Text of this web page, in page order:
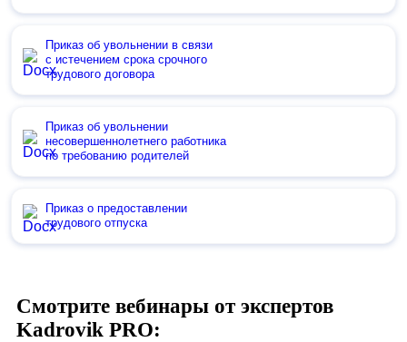
Приказ об увольнении в связи
с истечением срока срочного
трудового договора
Приказ об увольнении
несовершеннолетнего работника
по требованию родителей
Приказ о предоставлении
трудового отпуска
Смотрите вебинары от экспертов
Kadrovik PRO: